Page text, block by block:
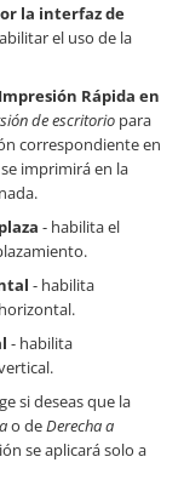
la interfaz de
el uso de la
Rápida en
de escritorio para
correspondiente en
imprimirá en la
- habilita el
- habilita
- habilita
si deseas que la
o deDerecha a
se aplicará solo a